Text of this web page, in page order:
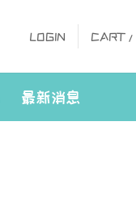
LOGIN CART /
最新消息